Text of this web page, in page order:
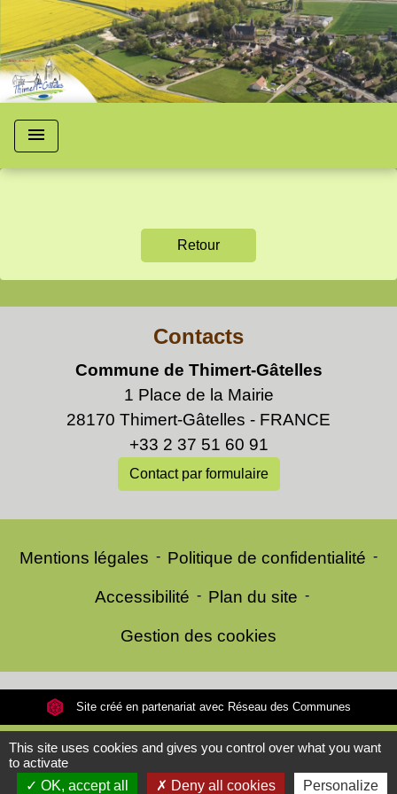
menu
Retour
Contacts
Commune de Thimert-Gâtelles
1 Place de la Mairie
28170 Thimert-Gâtelles - FRANCE
+33 2 37 51 60 91
Contact par formulaire
Mentions légales - Politique de confidentialité -
Accessibilité - Plan du site -
Gestion des cookies
Site créé en partenariat avec Réseau des Communes
This site uses cookies and gives you control over what you want
to activate
OK, accept all
Deny all cookies Personalize